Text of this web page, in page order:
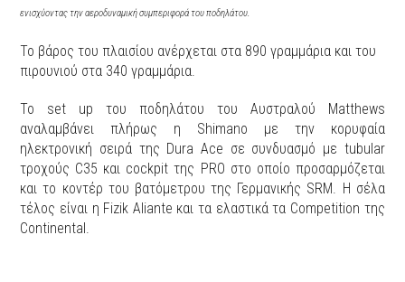
ενισχύοντας την αεροδυναμική συμπεριφορά του ποδηλάτου.
To βάρος του πλαισίου ανέρχεται στα 890 γραμμάρια και του
πιρουνιού στα 340 γραμμάρια.
Το set up του ποδηλάτου του Αυστραλού Matthews
αναλαμβάνει πλήρως η Shimano με την κορυφαία
ηλεκτρονική σειρά της Dura Ace σε συνδυασμό με tubular
τροχούς C35 και cockpit της PRO στο οποίο προσαρμόζεται
και το κοντέρ του βατόμετρου της Γερμανικής SRM. H σέλα
τέλος είναι η Fizik Aliante και τα ελαστικά τα Competition της
Continental.